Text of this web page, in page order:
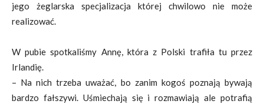
jego żeglarska specjalizacja której chwilowo nie może
realizować.
W pubie spotkaliśmy Annę, która z Polski trafiła tu przez
Irlandię.
– Na nich trzeba uważać, bo zanim kogoś poznają bywają
bardzo fałszywi. Uśmiechają się i rozmawiają ale potrafią